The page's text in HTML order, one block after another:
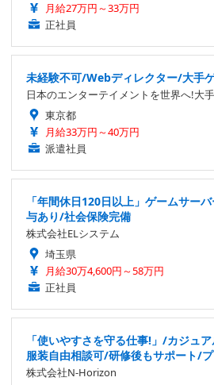
月給27万円～33万円
正社員
未経験不可/Webディレクター/大手
日本のエンターテイメントを世界へ!大
東京都
月給33万円～40万円
派遣社員
「年間休日120日以上」ゲームサー
与あり/社会保険完備
株式会社ELシステム
埼玉県
月給30万4,600円～58万円
正社員
「使いやすさを守る仕事!」/カジュ
服装自由相談可/研修後もサポート/
株式会社N-Horizon